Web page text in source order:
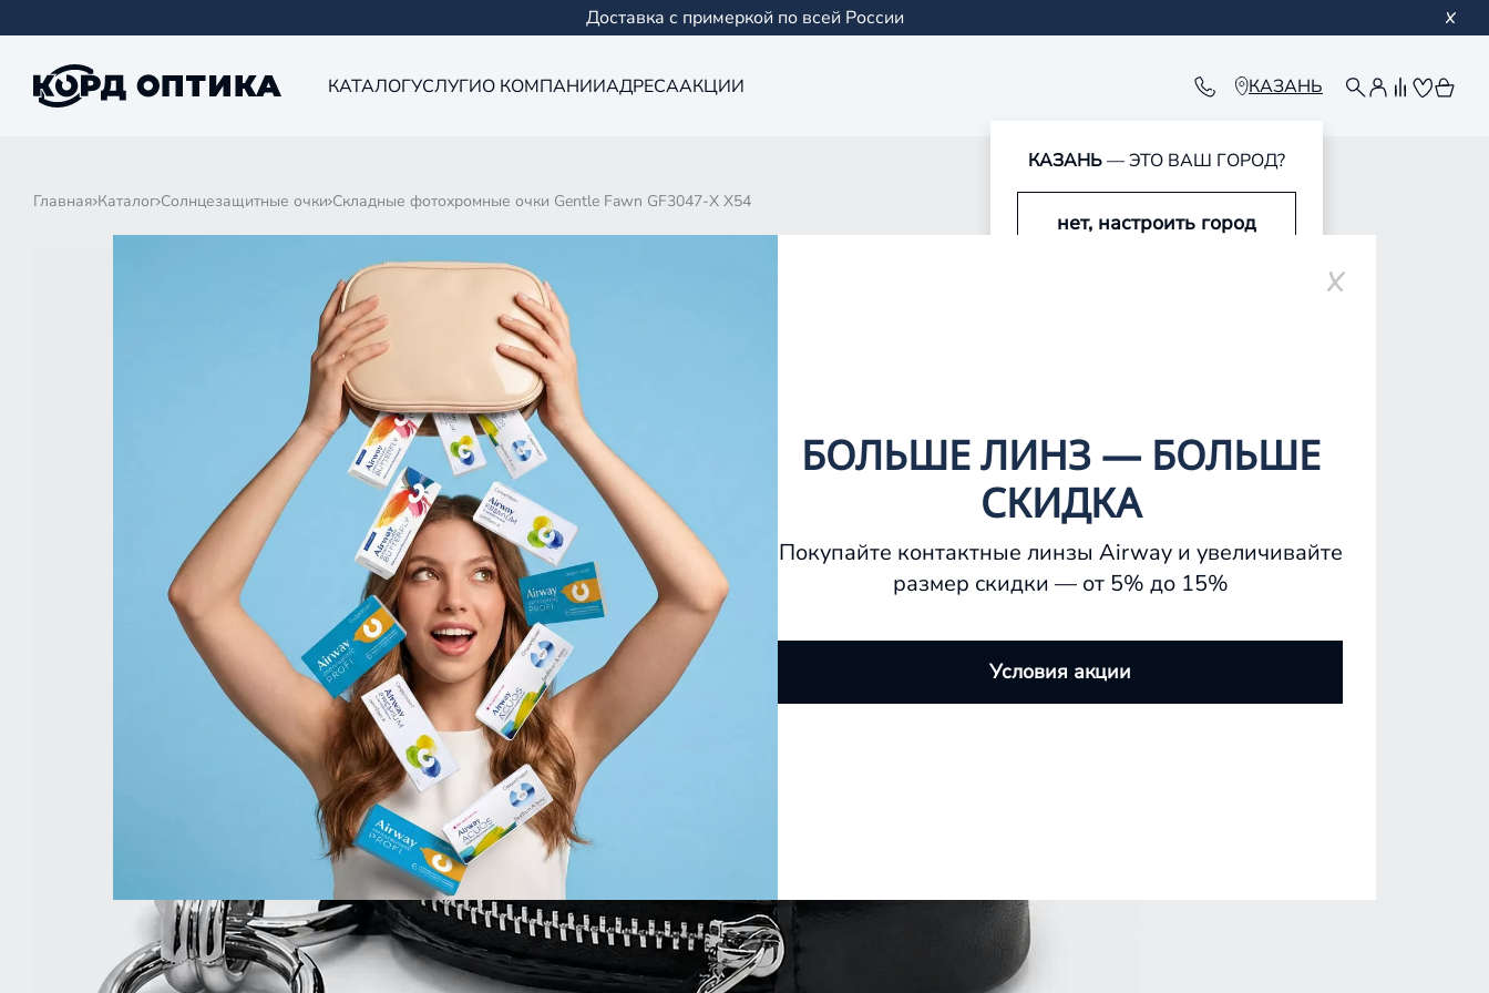
Доставка с примеркой по всей России
КАТАЛОГУСЛУГИО КОМПАНИИАДРЕСААКЦИИ КАЗАНЬ
КАЗАНЬ— ЭТО ВАШ ГОРОД?
нет, настроить город
Главная Каталог Солнцезащитные очки Складные фотохромные очки Gentle Fawn GF3047-X X54
БОЛЬШЕ ЛИНЗ — БОЛЬШЕ
СКИДКА
Покупайте контактные линзы Airway и увеличивайте
размер скидки — от 5% до 15%
Условия акции